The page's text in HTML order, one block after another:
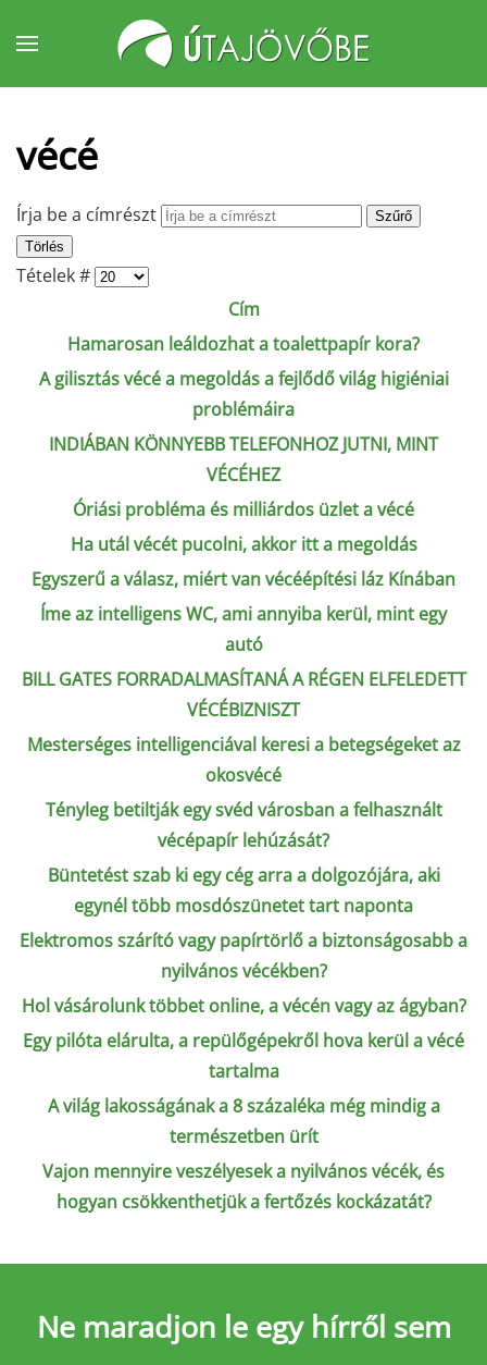
Fő tartalom átugrása
vécé
Írja be a címrészt
Szűrő
Törlés
Tételek #
Cím
Hamarosan leáldozhat a toalettpapír kora?
A gilisztás vécé a megoldás a fejlődő világ higiéniai
problémáira
INDIÁBAN KÖNNYEBB TELEFONHOZ JUTNI, MINT
VÉCÉHEZ
Óriási probléma és milliárdos üzlet a vécé
Ha utál vécét pucolni, akkor itt a megoldás
Egyszerű a válasz, miért van vécéépítési láz Kínában
Íme az intelligens WC, ami annyiba kerül, mint egy
autó
BILL GATES FORRADALMASÍTANÁ A RÉGEN ELFELEDETT
VÉCÉBIZNISZT
Mesterséges intelligenciával keresi a betegségeket az
okosvécé
Tényleg betiltják egy svéd városban a felhasznált
vécépapír lehúzását?
Büntetést szab ki egy cég arra a dolgozójára, aki
egynél több mosdószünetet tart naponta
Elektromos szárító vagy papírtörlő a biztonságosabb a
nyilvános vécékben?
Hol vásárolunk többet online, a vécén vagy az ágyban?
Egy pilóta elárulta, a repülőgépekről hova kerül a vécé
tartalma
A világ lakosságának a 8 százaléka még mindig a
természetben ürít
Vajon mennyire veszélyesek a nyilvános vécék, és
hogyan csökkenthetjük a fertőzés kockázatát?
Ne maradjon le egy hírről sem